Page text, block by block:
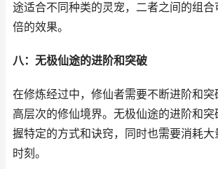
途适合不同种类的灵宠，二者之间的组合
倍的效果。
八：无极仙途的进阶和突破
在修炼经过中，修仙者需要不断进阶和突
高层次的修仙境界。无极仙途的进阶和
握特定的方式和诀窍，同时也需要消耗大
时刻。